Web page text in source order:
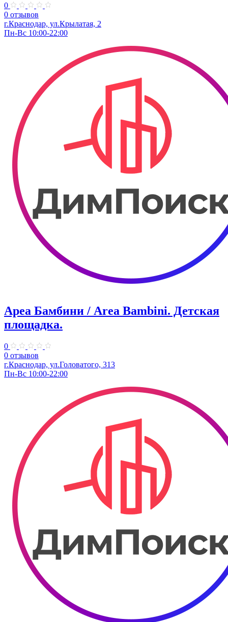
0
0 отзывов
г.Краснодар, ул.Крылатая, 2
Пн-Вс 10:00-22:00
Ареа Бамбини / Area Bambini. ​Детская
площадка.
0
0 отзывов
г.Краснодар, ул.Головатого, 313
Пн-Вс 10:00-22:00